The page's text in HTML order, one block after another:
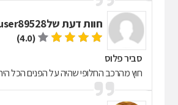
חוות דעת של
(4.0)
סביר פלוס
חוץ מהרכב החלופי שהיה על הפנים הכל